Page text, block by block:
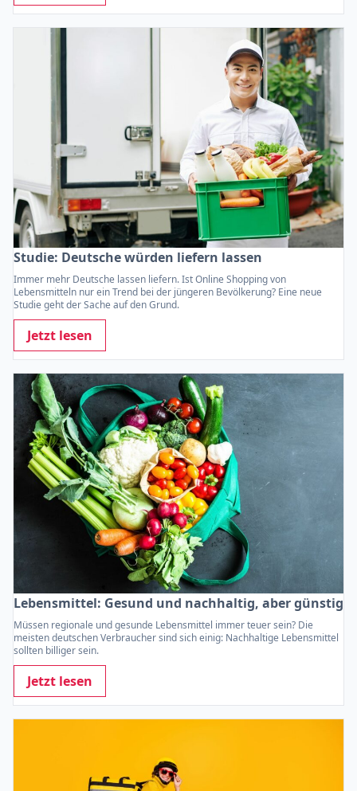
Studie: Deutsche würden liefern lassen
Immer mehr Deutsche lassen liefern. Ist Online Shopping von
Lebensmitteln nur ein Trend bei der jüngeren Bevölkerung? Eine neue
Studie geht der Sache auf den Grund.
Jetzt lesen
Lebensmittel: Gesund und nachhaltig, aber günstig
Müssen regionale und gesunde Lebensmittel immer teuer sein? Die
meisten deutschen Verbraucher sind sich einig: Nachhaltige Lebensmittel
sollten billiger sein.
Jetzt lesen